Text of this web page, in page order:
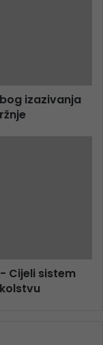
izazivanja
Cijeli sistem